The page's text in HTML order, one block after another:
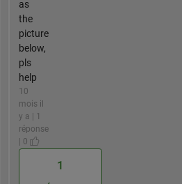
as
the
picture
below,
pls
help
10
mois il
y a | 1
réponse
| 0
1